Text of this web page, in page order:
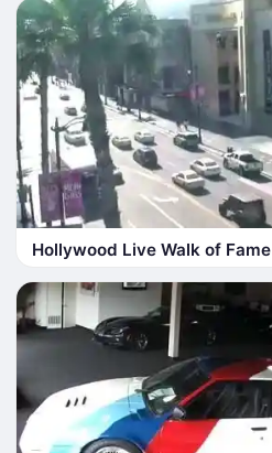
Hollywood Live Walk of Fame